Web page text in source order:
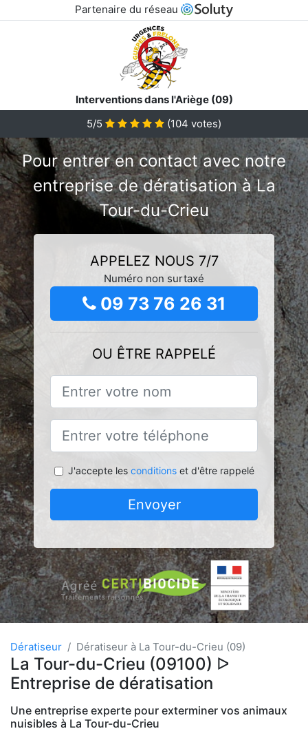
Partenaire du réseau
Interventions dans l'Ariège (09)
5/5
(104 votes)
Pour entrer en contact avec notre
entreprise de dératisation à La
Tour-du-Crieu
APPELEZ NOUS 7/7
Numéro non surtaxé
09 73 76 26 31
OU ÊTRE RAPPELÉ
J'accepte les conditionset d'être rappelé
Envoyer
Dératiseur Dératiseur à La Tour-du-Crieu (09)
La Tour-du-Crieu (09100) ᐅ
Entreprise de dératisation
Une entreprise experte pour exterminer vos animaux
nuisibles à La Tour-du-Crieu